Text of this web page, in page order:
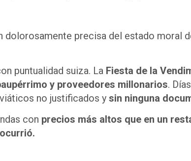
dolorosamente precisa del estado moral
puntualidad suiza. La Fiesta de la
y proveedores millonarios.
no justificados y sin ninguna
con precios más altos que en un